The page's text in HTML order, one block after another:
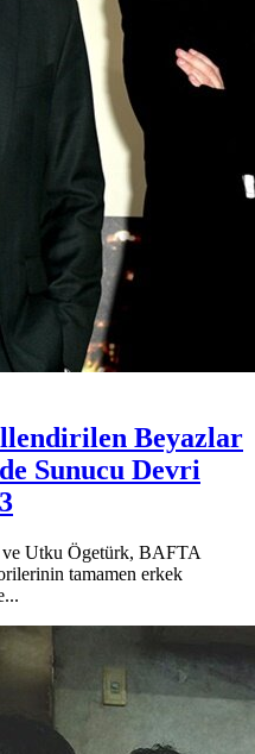
Beyazlar
Sunucu Devri
ve Utku Ögetürk, BAFTA
tamamen erkek